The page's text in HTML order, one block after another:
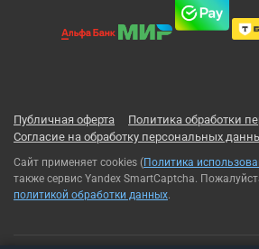
Публичная оферта
Политика обработки
Согласие на обработку персональных
Сайт применяет cookies (Политика
также сервис Yandex SmartCaptcha.
политикой обработки данных.